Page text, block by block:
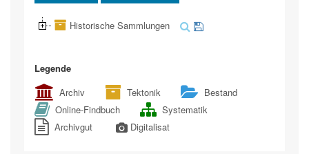
Historische Sammlungen
Legende
Archiv
Tektonik
Bestand
Online-Findbuch
Systematik
Archivgut
Digitalisat